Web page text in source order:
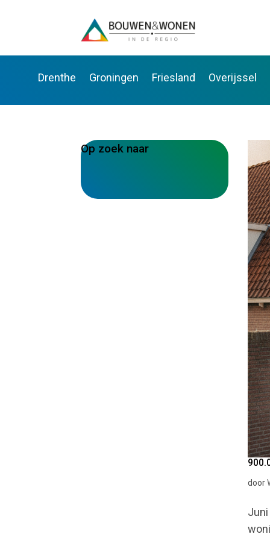
Drenthe Groningen Friesland Overijssel
door
Op zoek naar